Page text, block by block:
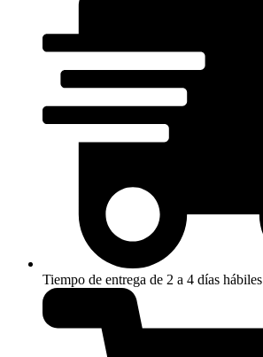
Tiempo de entrega de 2 a 4 días hábiles